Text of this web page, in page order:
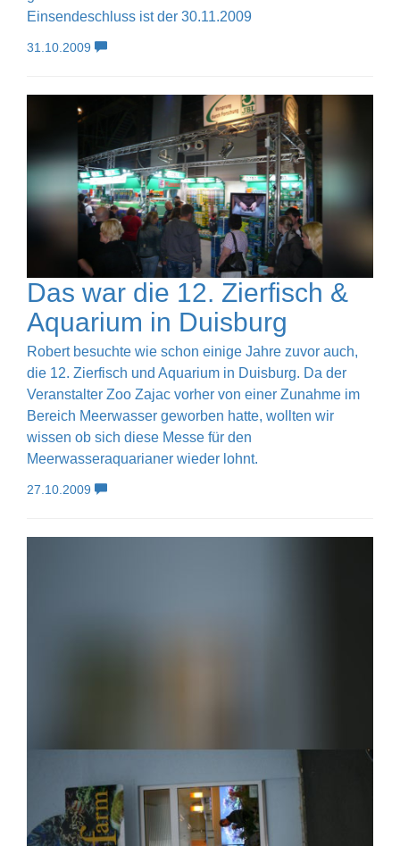
Einsendeschluss ist der 30.11.2009
31.10.2009
Das war die 12. Zierfisch &
Aquarium in Duisburg
Robert besuchte wie schon einige Jahre zuvor auch,
die 12. Zierfisch und Aquarium in Duisburg. Da der
Veranstalter Zoo Zajac vorher von einer Zunahme im
Bereich Meerwasser geworben hatte, wollten wir
wissen ob sich diese Messe für den
Meerwasseraquarianer wieder lohnt.
27.10.2009